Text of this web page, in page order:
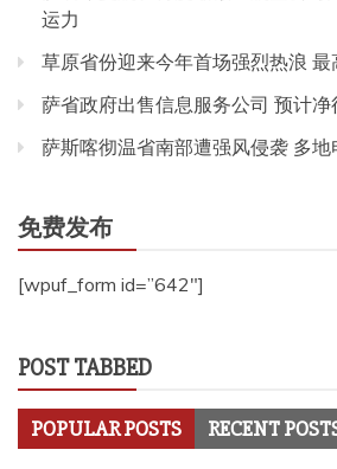
运力
草原省份迎来今年首场强烈热浪
萨省政府出售信息服务公司 预计
萨斯喀彻温省南部遭强风侵袭 多
免费发布
[wpuf_form id=”642″]
POST TABBED
POPULAR POSTS RECENT